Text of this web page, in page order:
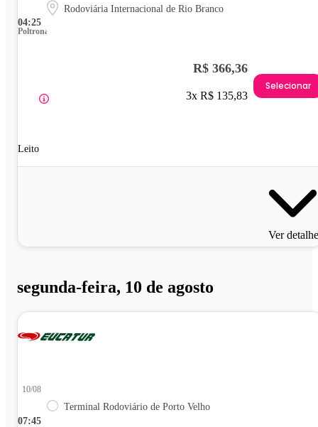
04:25
Rodoviária Internacional de Rio Branco
Poltrona
Leito
R$ 366,36
3x R$ 135,83
Selecionar
Ver
segunda-feira, 10 de agosto
07:45
10/08
Terminal Rodoviário de Porto Velho